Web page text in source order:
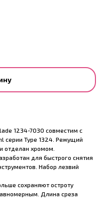
1234-7030 совместим с
серии Type 1324. Режущий
отделан хромом.
для быстрого снятия
Набор лезвий
сохраняют остроту
Длина среза